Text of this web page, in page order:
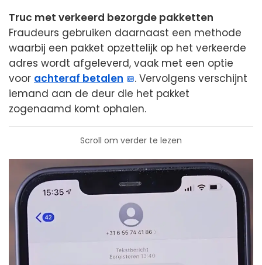
Truc met verkeerd bezorgde pakketten
Fraudeurs gebruiken daarnaast een methode
waarbij een pakket opzettelijk op het verkeerde
adres wordt afgeleverd, vaak met een optie
voor achteraf betalen
. Vervolgens verschijnt
iemand aan de deur die het pakket
zogenaamd komt ophalen.
Scroll om verder te lezen